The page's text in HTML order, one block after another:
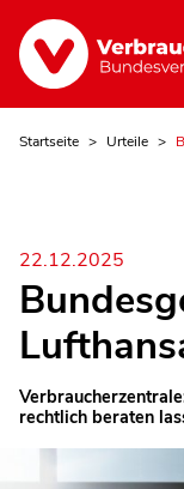
Startseite Urteile
22.12.2025
rechtlich beraten